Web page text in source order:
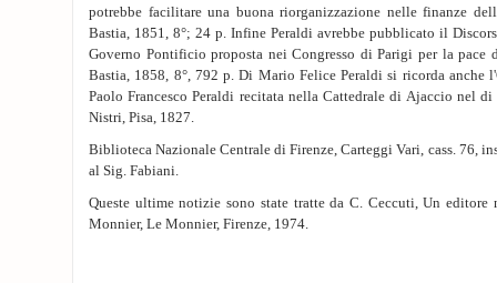
potrebbe facilitare una buona riorganizzazione nelle finanze
Bastia, 1851, 8°; 24 p. Infine Peraldi avrebbe pubblicato il
Governo Pontificio proposta nei Congresso di Parigi per la pace
Bastia, 1858, 8°, 792 p. Di Mario Felice Peraldi si ricorda anche
Paolo Francesco Peraldi recitata nella Cattedrale di Ajaccio nel
Nistri, Pisa, 1827.
Biblioteca Nazionale Centrale di Firenze, Carteggi Vari, cass. 76,
al Sig. Fabiani.
Queste ultime notizie sono state tratte da C. Ceccuti, Un editore
Monnier, Le Monnier, Firenze, 1974.